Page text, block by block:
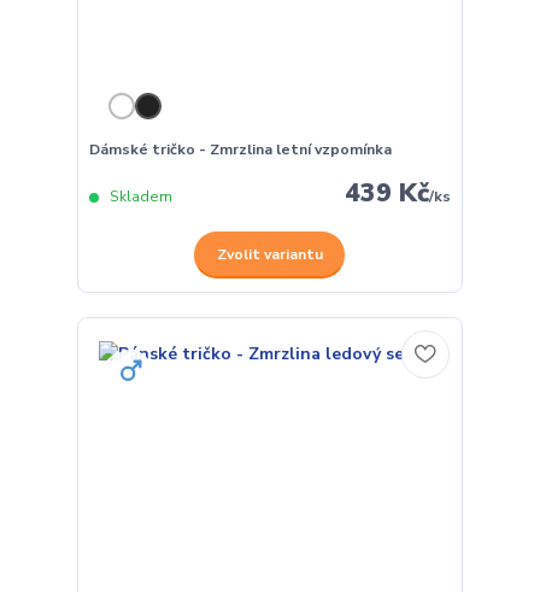
Dámské tričko - Zmrzlina letní vzpomínka
439 Kč/ks
Skladem
Zvolit variantu